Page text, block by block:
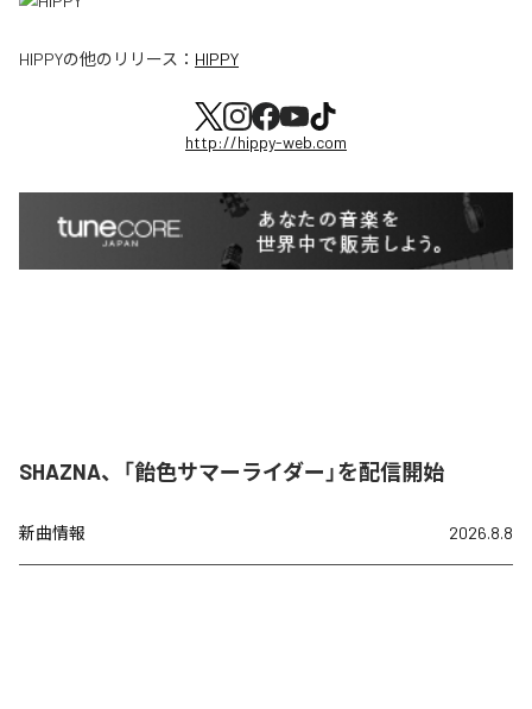
HIPPYの他のリリース： HIPPY
http://hippy-web.com
SHAZNA、「飴色サマーライダー」を配信開始
新曲情報 2026.8.8